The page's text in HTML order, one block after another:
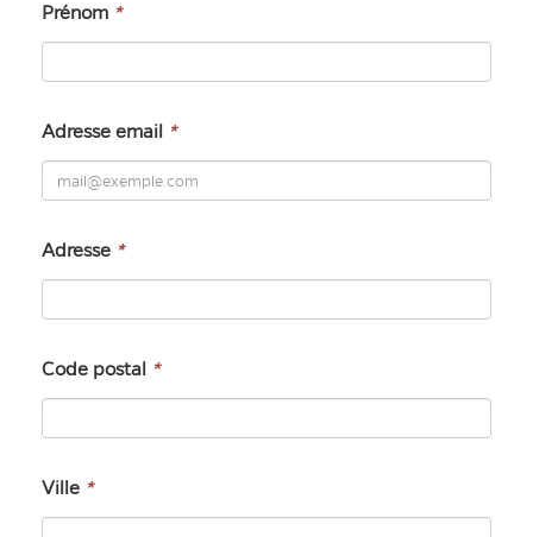
Prénom *
Adresse email *
Adresse *
Code postal *
Ville *